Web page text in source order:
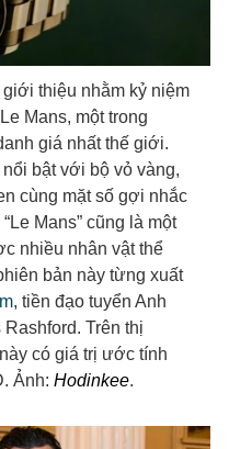
thiệu nhằm kỷ niệm
Mans, một trong
giá nhất thế giới.
nổi bật với bộ vỏ vàng,
cùng mặt số gợi nhắc
Mans” cũng là một
nhiều nhân vật thể
bản này từng xuất
, tiền đạo tuyển Anh
Trên thị
có giá trị ước tính
. Ảnh:Hodinkee.